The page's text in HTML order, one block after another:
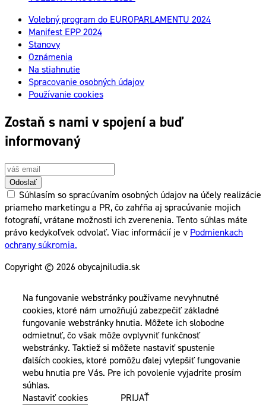
Volebný program do EUROPARLAMENTU 2024
Manifest EPP 2024
Stanovy
Oznámenia
Na stiahnutie
Spracovanie osobných údajov
Používanie cookies
Zostaň s nami v spojení a buď
informovaný
Odoslať
Súhlasím so spracúvaním osobných údajov na účely realizácie
priameho marketingu a PR, čo zahŕňa aj spracúvanie mojich
fotografií, vrátane možnosti ich zverenenia. Tento súhlas máte
právo kedykoľvek odvolať. Viac informácií je v Podmienkach
ochrany súkromia.
Copyright © 2026 obycajniludia.sk
Na fungovanie webstránky používame nevyhnutné
cookies, ktoré nám umožňujú zabezpečiť základné
fungovanie webstránky hnutia. Môžete ich slobodne
odmietnuť, čo však môže ovplyvniť funkčnosť
webstránky. Taktiež si môžete nastaviť spustenie
ďalších cookies, ktoré pomôžu ďalej vylepšiť fungovanie
webu hnutia pre Vás. Pre ich povolenie vyjadrite prosím
súhlas.
Nastaviť cookies
PRIJAŤ